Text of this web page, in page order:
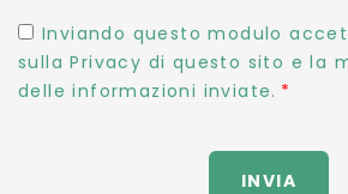
Inviando questo modulo
sulla Privacy di questo sito e la
delle informazioni inviate.
INVIA